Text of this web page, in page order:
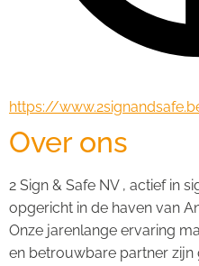
https://
Over ons
2 Sign & Safe NV , actief in
opgericht in de haven van
Onze jarenlange ervaring
en betrouwbare partner zijn